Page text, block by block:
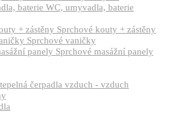
WC, umyvadla, baterie
Sprchové kouty + zástěny
Sprchové vaničky
Sprchové masážní panely
čerpadla vzduch - vzduch